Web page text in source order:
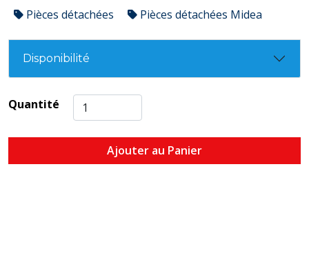
Pièces détachées Pièces détachées Midea
Disponibilité
Quantité
Ajouter au Panier